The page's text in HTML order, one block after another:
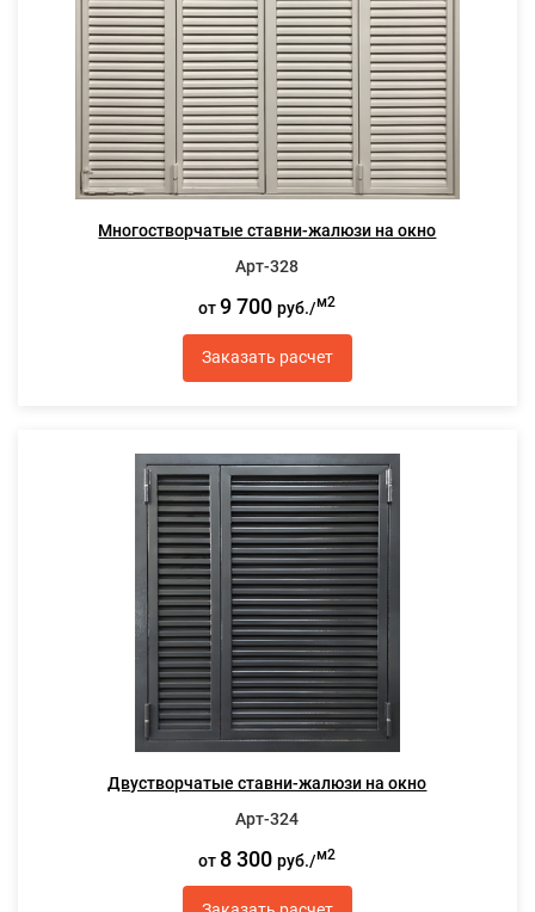
Многостворчатые ставни-жалюзи на окно
Арт-328
от9 700руб./м2
Заказать расчет
Двустворчатые ставни-жалюзи на окно
Арт-324
от 8 300руб./м2